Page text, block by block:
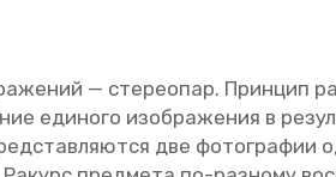
— сте­рео­пар. Прин­цип
еди­но­го изоб­ра­же­ния в
две фо­то­гра­фии